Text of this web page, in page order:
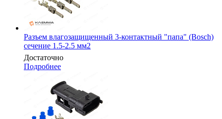
Разъем влагозащищенный 3-контактный "папа" (Bosch)
сечение 1.5-2.5 мм2
Достаточно
Подробнее